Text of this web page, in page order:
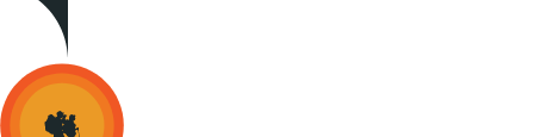
Cammini
d&#039;Italia